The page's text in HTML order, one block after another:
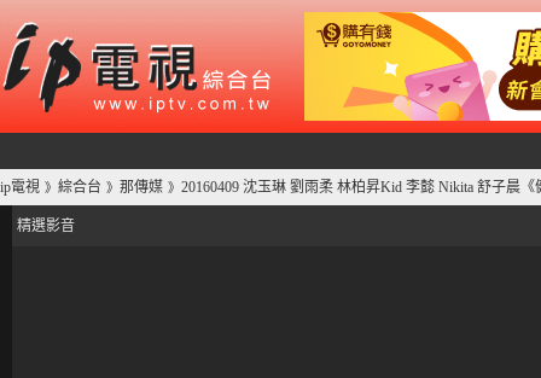
ip電視 》 綜合台 》 那傳媒 》 20160409 沈玉琳 劉雨柔 林柏昇Kid 李懿 Nikita 舒子晨
精選影音